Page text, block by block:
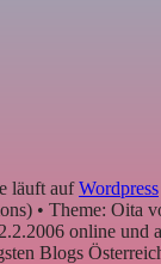
läuft aufWordpress
• Theme: Oita
online und
Blogs